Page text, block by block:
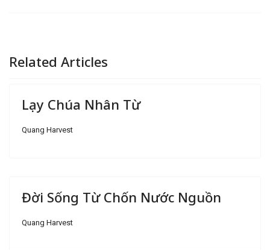
Related Articles
Lạy Chúa Nhân Từ
Quang Harvest
Đời Sống Từ Chốn Nước Nguồn
Quang Harvest